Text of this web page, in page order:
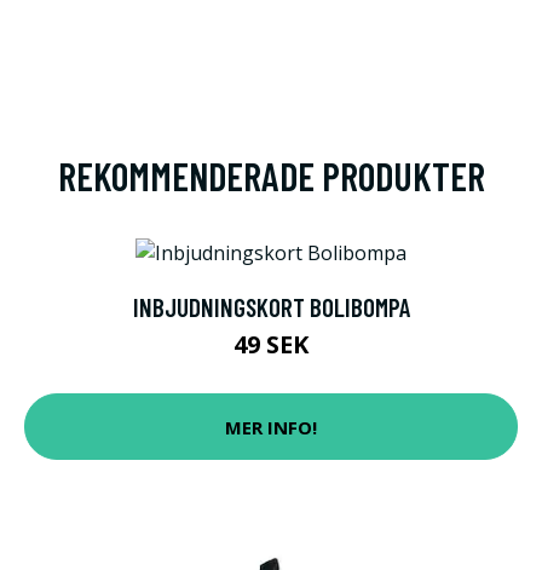
REKOMMENDERADE PRODUKTER
INBJUDNINGSKORT BOLIBOMPA
49 SEK
MER INFO!